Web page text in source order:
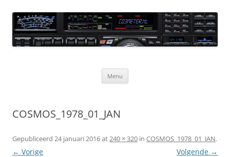
naar
de
inhoud CQ3meter
Website door en voor radio-amateurs
Menu
COSMOS_1978_01_JAN
Gepubliceerd 24 januari 2016at240 × 320 in COSMOS_1978_01_JAN.
← Vorige Volgende →